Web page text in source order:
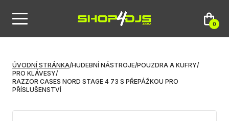
0
ÚVODNÍ STRÁNKA/HUDEBNÍ NÁSTROJE/POUZDRA A KUFRY/
PRO KLÁVESY/
RAZZOR CASES NORD STAGE 4 73 S PŘEPÁŽKOU PRO
PŘÍSLUŠENSTVÍ